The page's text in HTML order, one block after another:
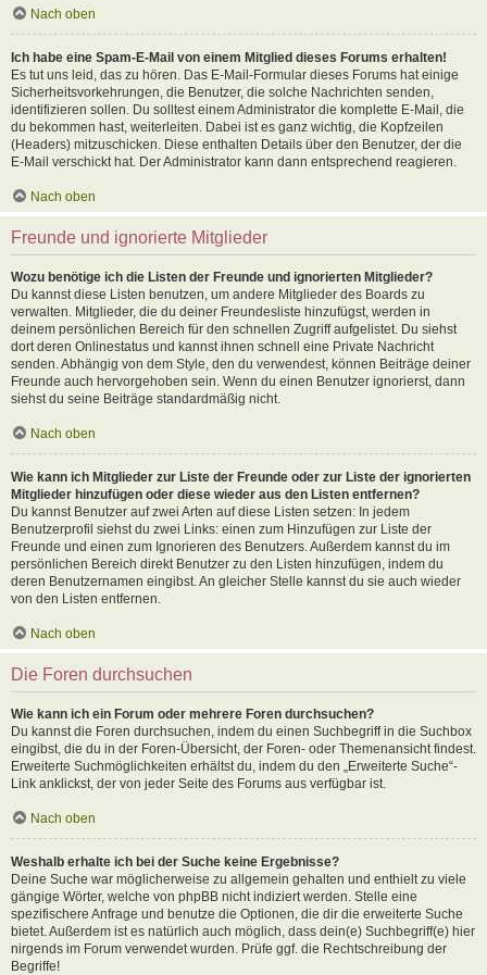
Nach oben
Ich habe eine Spam-E-Mail von einem Mitglied dieses Forums erhalten!
Es tut uns leid, das zu hören. Das E-Mail-Formular dieses Forums hat einige
Sicherheitsvorkehrungen, die Benutzer, die solche Nachrichten senden,
identifizieren sollen. Du solltest einem Administrator die komplette E-Mail, die
du bekommen hast, weiterleiten. Dabei ist es ganz wichtig, die Kopfzeilen
(Headers) mitzuschicken. Diese enthalten Details über den Benutzer, der die
E-Mail verschickt hat. Der Administrator kann dann entsprechend reagieren.
Nach oben
Freunde und ignorierte Mitglieder
Wozu benötige ich die Listen der Freunde und ignorierten Mitglieder?
Du kannst diese Listen benutzen, um andere Mitglieder des Boards zu
verwalten. Mitglieder, die du deiner Freundesliste hinzufügst, werden in
deinem persönlichen Bereich für den schnellen Zugriff aufgelistet. Du siehst
dort deren Onlinestatus und kannst ihnen schnell eine Private Nachricht
senden. Abhängig von dem Style, den du verwendest, können Beiträge deiner
Freunde auch hervorgehoben sein. Wenn du einen Benutzer ignorierst, dann
siehst du seine Beiträge standardmäßig nicht.
Nach oben
Wie kann ich Mitglieder zur Liste der Freunde oder zur Liste der ignorierten
Mitglieder hinzufügen oder diese wieder aus den Listen entfernen?
Du kannst Benutzer auf zwei Arten auf diese Listen setzen: In jedem
Benutzerprofil siehst du zwei Links: einen zum Hinzufügen zur Liste der
Freunde und einen zum Ignorieren des Benutzers. Außerdem kannst du im
persönlichen Bereich direkt Benutzer zu den Listen hinzufügen, indem du
deren Benutzernamen eingibst. An gleicher Stelle kannst du sie auch wieder
von den Listen entfernen.
Nach oben
Die Foren durchsuchen
Wie kann ich ein Forum oder mehrere Foren durchsuchen?
Du kannst die Foren durchsuchen, indem du einen Suchbegriff in die Suchbox
eingibst, die du in der Foren-Übersicht, der Foren- oder Themenansicht findest.
Erweiterte Suchmöglichkeiten erhältst du, indem du den „Erweiterte Suche“-
Link anklickst, der von jeder Seite des Forums aus verfügbar ist.
Nach oben
Weshalb erhalte ich bei der Suche keine Ergebnisse?
Deine Suche war möglicherweise zu allgemein gehalten und enthielt zu viele
gängige Wörter, welche von phpBB nicht indiziert werden. Stelle eine
spezifischere Anfrage und benutze die Optionen, die dir die erweiterte Suche
bietet. Außerdem ist es natürlich auch möglich, dass dein(e) Suchbegriff(e) hier
nirgends im Forum verwendet wurden. Prüfe ggf. die Rechtschreibung der
Begriffe!